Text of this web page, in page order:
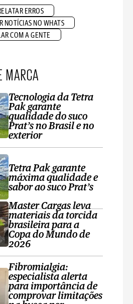
ERROS
NOTÍCIAS NO WHATS
COM A GENTE
MARCA
Tecnologia da Tetra
Pak garante
qualidade do suco
Prat’s no Brasil e no
exterior
Tetra Pak garante
máxima qualidade e
sabor ao suco Prat’s
Master Cargas leva
materiais da torcida
brasileira para a
Copa do Mundo de
2026
Fibromialgia:
especialista alerta
para importância de
comprovar limitações